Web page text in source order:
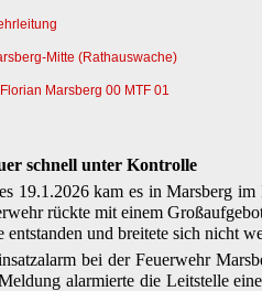
Mitte (Rathauswache)
Florian Marsberg 00 MTF 01
schnell unter Kontrolle
19.1.2026 kam es in Marsberg
rückte mit einem
entstanden und breitete sich nicht
bei der Feuerwehr
alarmierte die Leitstelle